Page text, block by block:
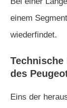
einem
wiederfindet.
des
Eins der